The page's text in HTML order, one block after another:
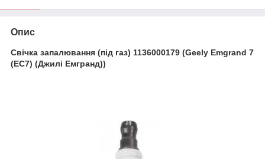
Опис
Свічка запалювання (під газ) 1136000179 (Geely Emgrand 7
(EC7) (Джилі Емгранд))